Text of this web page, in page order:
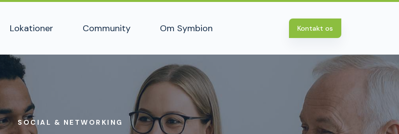
Lokationer Community Om Symbion Kontakt os
SOCIAL & NETWORKING